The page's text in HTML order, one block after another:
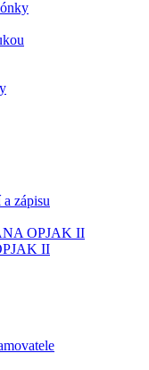
zápisu
OPJAK II
II